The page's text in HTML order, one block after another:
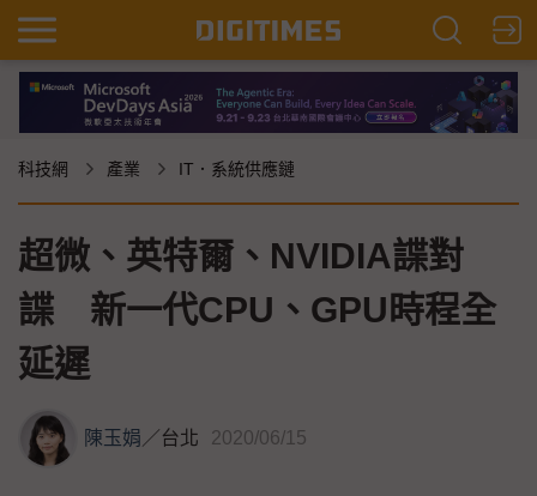
科技網 產業 IT．系統供應鏈
超微、英特爾、NVIDIA諜對
諜 新一代CPU、GPU時程全
延遲
陳玉娟／台北 2020/06/15